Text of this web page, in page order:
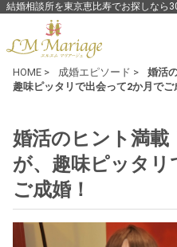
結婚相談所を東京恵比寿でお探しなら
HOME > 成婚エピソード >
婚活
趣味ピッタリで出会って2か月でご
婚活のヒント満載
が、趣味ピッタ
ご成婚！